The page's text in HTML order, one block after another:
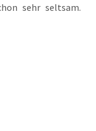
sehr selt­sam.